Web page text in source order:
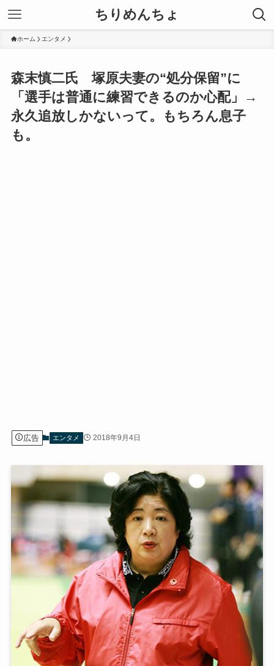
ちりめんちょ
ホーム エンタメ
森末慎二氏 塚原夫妻の“処分保留”に
「選手は普通に練習できるのか心配」→
永久追放しかないって。もちろん息子
も。
広告 エンタメ 2018年9月4日